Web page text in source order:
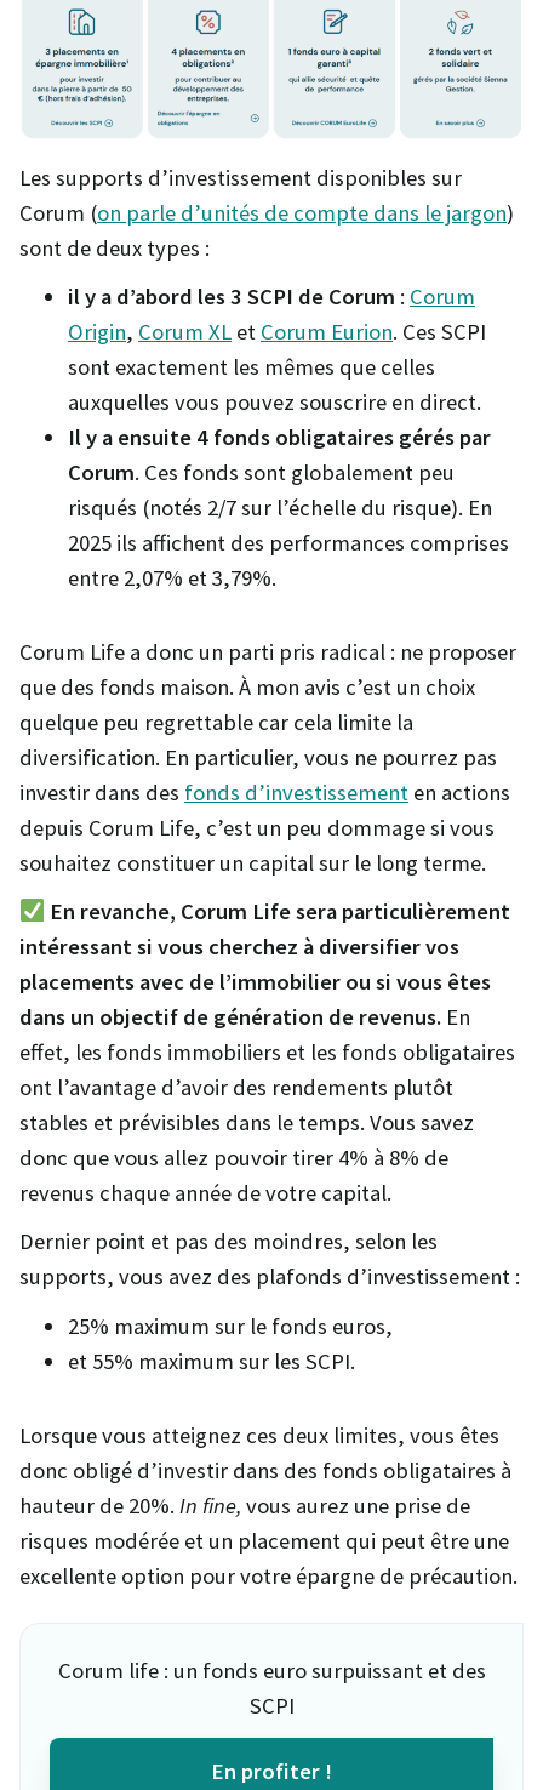
Les supports d’investissement disponibles sur
Corum (on parle d’unités de compte dans le jargon)
sont de deux types :
il y a d’abord les 3 SCPI de Corum : Corum
Origin, Corum XL et Corum Eurion. Ces SCPI
sont exactement les mêmes que celles
auxquelles vous pouvez souscrire en direct.
Il y a ensuite 4 fonds obligataires gérés par
Corum. Ces fonds sont globalement peu
risqués (notés 2/7 sur l’échelle du risque). En
2025 ils affichent des performances comprises
entre 2,07% et 3,79%.
Corum Life a donc un parti pris radical : ne proposer
que des fonds maison. À mon avis c’est un choix
quelque peu regrettable car cela limite la
diversification. En particulier, vous ne pourrez pas
investir dans des fonds d’investissement en actions
depuis Corum Life, c’est un peu dommage si vous
souhaitez constituer un capital sur le long terme.
En revanche, Corum Life sera particulièrement
intéressant si vous cherchez à diversifier vos
placements avec de l’immobilier ou si vous êtes
dans un objectif de génération de revenus. En
effet, les fonds immobiliers et les fonds obligataires
ont l’avantage d’avoir des rendements plutôt
stables et prévisibles dans le temps. Vous savez
donc que vous allez pouvoir tirer 4% à 8% de
revenus chaque année de votre capital.
Dernier point et pas des moindres, selon les
supports, vous avez des plafonds d’investissement :
25% maximum sur le fonds euros,
et 55% maximum sur les SCPI.
Lorsque vous atteignez ces deux limites, vous êtes
donc obligé d’investir dans des fonds obligataires à
hauteur de 20%. In fine, vous aurez une prise de
risques modérée et un placement qui peut être une
excellente option pour votre épargne de précaution.
Corum life : un fonds euro surpuissant et des
SCPI
En profiter !